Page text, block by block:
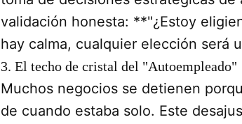
validación honesta: **"¿Estoy
hay calma, cualquier elección será
3. El techo de cristal del "Autoempleado"
Muchos negocios se detienen
de cuando estaba solo. Este